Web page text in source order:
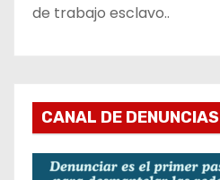
de trabajo esclavo..
CANAL DE DENUNCIAS